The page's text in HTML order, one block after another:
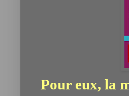
Pour eux, la